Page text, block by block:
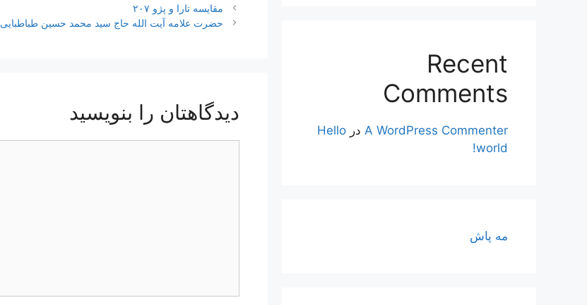
ناوبری
نوشته‌ها
مقایسه تارا و پژو ۲۰۷
حضرت علامه آیت الله حاج سید محمد حسین طباطبایی
دیدگاهتان را بنویسید
Recent
Comments
A WordPress Commenter در Hello
world!
مه پاش